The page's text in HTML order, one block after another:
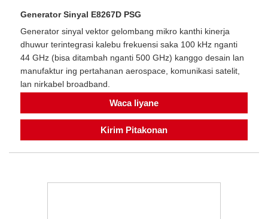
Generator Sinyal E8267D PSG
Generator sinyal vektor gelombang mikro kanthi kinerja
dhuwur terintegrasi kalebu frekuensi saka 100 kHz nganti
44 GHz (bisa ditambah nganti 500 GHz) kanggo desain lan
manufaktur ing pertahanan aerospace, komunikasi satelit,
lan nirkabel broadband.
Waca liyane
Kirim Pitakonan